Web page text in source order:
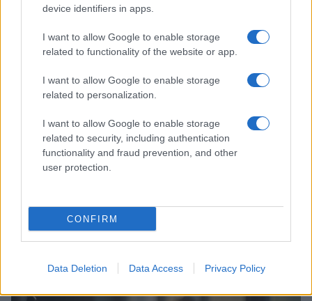
device identifiers in apps.
I want to allow Google to enable storage
related to functionality of the website or app.
I want to allow Google to enable storage
related to personalization.
I want to allow Google to enable storage
related to security, including authentication
functionality and fraud prevention, and other
user protection.
CONFIRM
Data Deletion Data Access Privacy Policy
Codacons denuncia: i problemi che affliggono la Sicilia
tra carburanti, spiagge e incendi
Matteo Pellegrino · 25 Lug 2026
NEWS E ATTUALITÀ